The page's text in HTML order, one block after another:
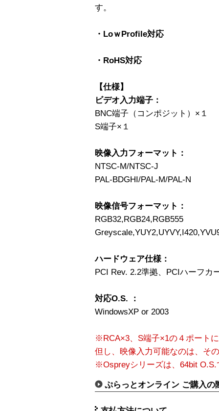
す。
・LoｗProfile対応
・RoHS対応
【仕様】
ビデオ入力端子：
BNC端子（コンポジット）×１
S端子×１
映像入力フォーマット：
NTSC-M/NTSC-J
PAL-BDGHI/PAL-M/PAL-N
映像信号フォーマット：
RGB32,RGB24,RGB555
ハードウェア仕様：
PCI Rev. 2.2準拠、PCIハーフカ
対応O.S. ：
WindowsXP or 2003
※RCA×3、S端子×1の４ポート
但し、映像入力可能なのは、そ
※Ospreyシリーズは、64bit O.S.
ぷらっとオンライン ご購入の